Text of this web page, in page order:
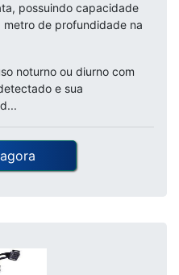
possuindo capacidade
de profundidade na
noturno ou diurno com
e sua